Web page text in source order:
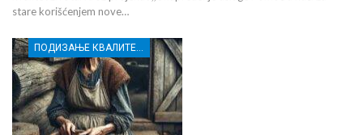
stare korišćenjem nove…